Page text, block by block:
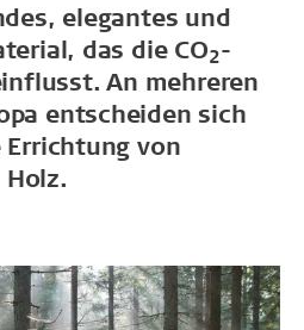
elegantes und
das die CO2-
An mehreren
entscheiden sich
von